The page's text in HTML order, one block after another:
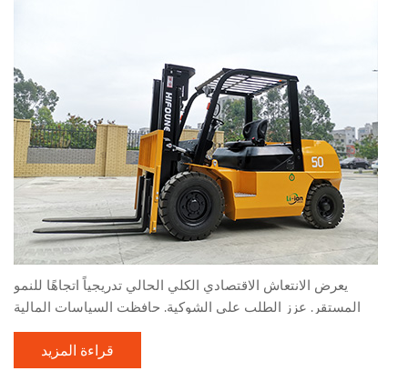
يعرض الانتعاش الاقتصادي الكلي الحالي تدريجياً اتجاهًا للنمو
المستقر. عزز الطلب على الشوكية. حافظت السياسات المالية
النشطة وبناء البنية التحتية التي تنفذها البلاد على معدل نمو مرتفع ،
مما دفع صناعة الرافعة الشوكية لتسريع نموها. اليوم ، سوف يقدم
قراءة المزيد